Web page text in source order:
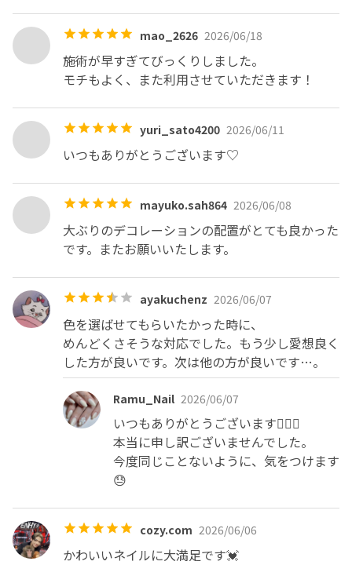
mao_2626 2026/06/18
施術が早すぎてびっくりしました。
モチもよく、また利用させていただきます！
yuri_sato4200 2026/06/11
いつもありがとうございます♡
mayuko.sah864 2026/06/08
大ぶりのデコレーションの配置がとても良かった
です。またお願いいたします。
ayakuchenz 2026/06/07
色を選ばせてもらいたかった時に、
めんどくさそうな対応でした。もう少し愛想良く
した方が良いです。次は他の方が良いです…。
Ramu_Nail 2026/06/07
いつもありがとうございます🙇🏼‍♀️
本当に申し訳ございませんでした。
今度同じことないように、気をつけます
😓
cozy.com 2026/06/06
かわいいネイルに大満足です💓